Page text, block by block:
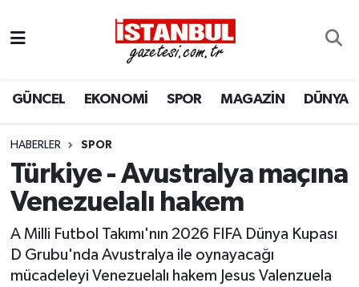
GÜNCEL EKONOMİ SPOR MAGAZİN DÜNYA
HABERLER SPOR
Türkiye - Avustralya maçına
Venezuelalı hakem
A Milli Futbol Takımı'nın 2026 FIFA Dünya Kupası
D Grubu'nda Avustralya ile oynayacağı
mücadeleyi Venezuelalı hakem Jesus Valenzuela
EKONOMİ
İSTANBUL
DÜNYA
Nöbetçi Eczaneler
Hava Durumu
Trafik Durumu
Süper Lig Puan Durumu ve Fikstür
Son Dakika Haberleri